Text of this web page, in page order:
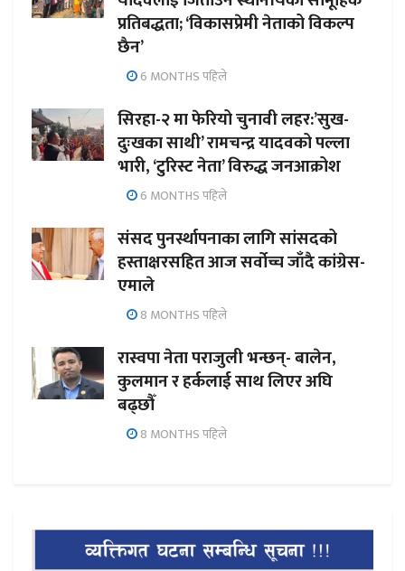
प्रतिबद्धता; ‘विकासप्रेमी नेताको विकल्प
छैन’
6 MONTHS पहिले
सिरहा-२ मा फेरियो चुनावी लहर:’सुख-
दुःखका साथी’ रामचन्द्र यादवको पल्ला
भारी, ‘टुरिस्ट नेता’ विरुद्ध जनआक्रोश
6 MONTHS पहिले
संसद पुनर्स्थापनाका लागि सांसदको
हस्ताक्षरसहित आज सर्वोच्च जाँदै कांग्रेस-
एमाले
8 MONTHS पहिले
रास्वपा नेता पराजुली भन्छन्- बालेन,
कुलमान र हर्कलाई साथ लिएर अघि
बढ्छौँ
8 MONTHS पहिले